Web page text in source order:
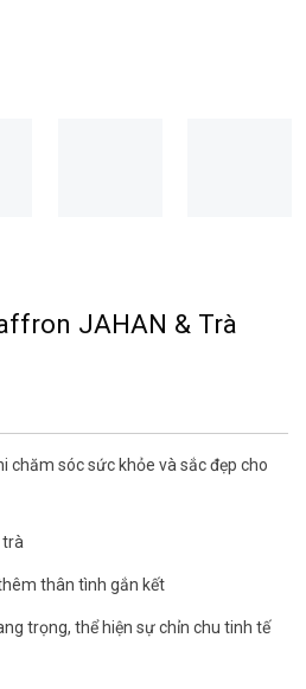
JAHAN & Trà
chăm sóc sức khỏe và sắc đẹp cho
trà
thân tình gắn kết
trọng, thể hiện sự chỉn chu tinh tế